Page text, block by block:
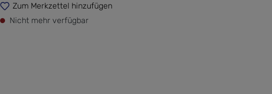
Zum Merkzettel hinzufügen
Nicht mehr verfügbar